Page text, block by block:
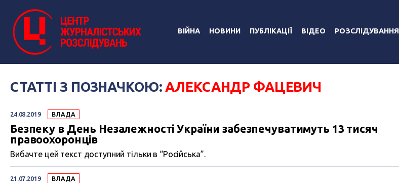
ВІЙНА НОВИНИ ПУБЛІКАЦІЇ ВІДЕО РОЗСЛІДУВАННЯ
СТАТТІ З ПОЗНАЧКОЮ: АЛЕКСАНДР ФАЦЕВИЧ
24.08.2019 ВЛАДА
Безпеку в День Незалежності України забезпечуватимуть 13 тисяч
правоохоронців
Вибачте цей текст доступний тільки в “Російська”.
21.07.2019 ВЛАДА